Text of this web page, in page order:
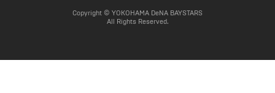
Copyright © YOKOHAMA DeNA BAYSTARS
All Rights Reserved.